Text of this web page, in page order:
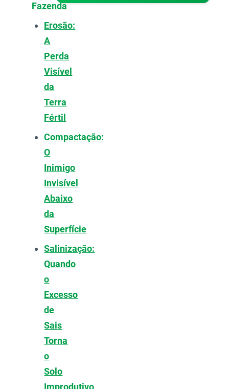
Fazenda
Erosão:
A
Perda
Visível
da
Terra
Fértil
Compactação:
O
Inimigo
Invisível
Abaixo
da
Superfície
Salinização:
Quando
o
Excesso
de
Sais
Torna
o
Solo
Improdutivo